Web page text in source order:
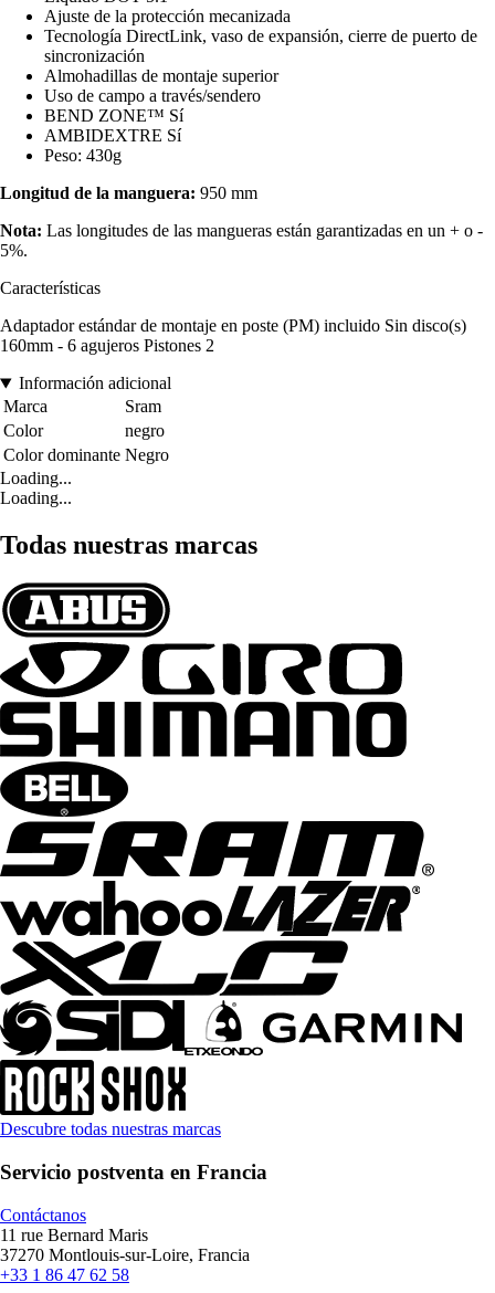
Ajuste de la protección mecanizada
Tecnología DirectLink, vaso de expansión, cierre de puerto de
sincronización
Almohadillas de montaje superior
Uso de campo a través/sendero
BEND ZONE™ Sí
AMBIDEXTRE Sí
Peso: 430g
Longitud de la manguera: 950 mm
Nota: Las longitudes de las mangueras están garantizadas en un + o -
5%.
Características
Adaptador estándar de montaje en poste (PM) incluido Sin disco(s)
160mm - 6 agujeros Pistones 2
Información adicional
Marca
Sram
Color
negro
Color dominante Negro
Loading...
Loading...
Todas nuestras marcas
Descubre todas nuestras marcas
Servicio postventa en Francia
Contáctanos
11 rue Bernard Maris
37270 Montlouis-sur-Loire, Francia
+33 1 86 47 62 58